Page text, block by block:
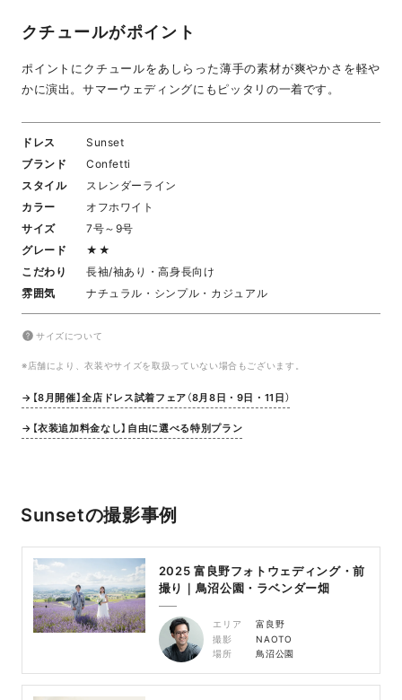
クチュールがポイント
ポイントにクチュールをあしらった薄手の素材が爽やかさを軽や
かに演出。サマーウェディングにもピッタリの一着です。
ドレス
Sunset
ブランド
Confetti
スタイル
スレンダーライン
カラー
オフホワイト
サイズ
7号～9号
グレード
★★
こだわり
長袖/袖あり・高身長向け
雰囲気
ナチュラル・シンプル・カジュアル
サイズについて
※店舗により、衣装やサイズを取扱っていない場合もございます。
→【8月開催】全店ドレス試着フェア（8月8日・9日・11日）
→【衣装追加料金なし】自由に選べる特別プラン
Sunsetの撮影事例
2025 富良野フォトウェディング・前
撮り｜鳥沼公園・ラベンダー畑
エリア
富良野
撮影
NAOTO
場所
鳥沼公園